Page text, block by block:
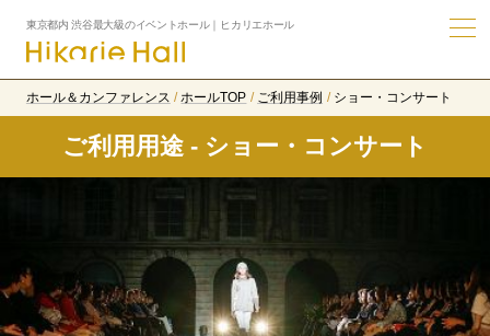
東京都内 渋谷最大級のイベントホール｜ヒカリエホール
ホール＆カンファレンス ホールTOP ご利用事例 ショー・コンサート
ご利用用途 - ショー・コンサート